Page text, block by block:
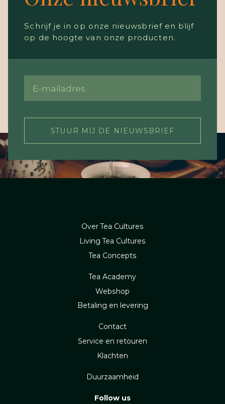
Schrijf je in op onze nieuwsbrief en blijf
op de hoogte van onze producten.
STUUR MIJ DE NIEUWSBRIEF
Over Tea Cultures
Living Tea Cultures
Tea Concepts
Tea Academy
Webshop
Betaling en levering
Contact
Service en retouren
Klachten
Duurzaamheid
Follow us